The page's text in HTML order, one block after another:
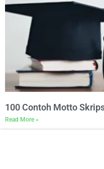
100 Contoh Motto
Read More »